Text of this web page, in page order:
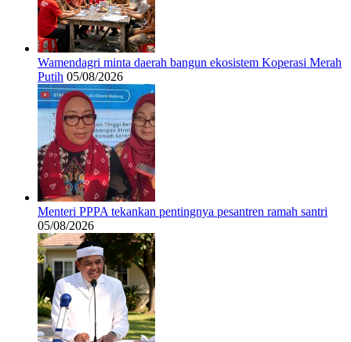
Wamendagri minta daerah bangun ekosistem Koperasi Merah
Putih 05/08/2026
Menteri PPPA tekankan pentingnya pesantren ramah santri
05/08/2026